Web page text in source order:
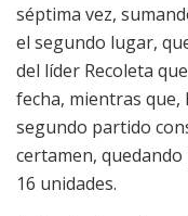
séptima vez,
el segundo lugar,
del líder Recoleta
fecha, mientras que,
segundo partido
certamen,
16 unidades.